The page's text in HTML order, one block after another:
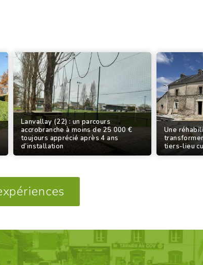
Lanvallay (22) : un parcours
accrobranche à moins de 25 000 €
toujours apprécié après 4 ans
d’installation
Une
tiers-lieu
VISITE, D'UNE